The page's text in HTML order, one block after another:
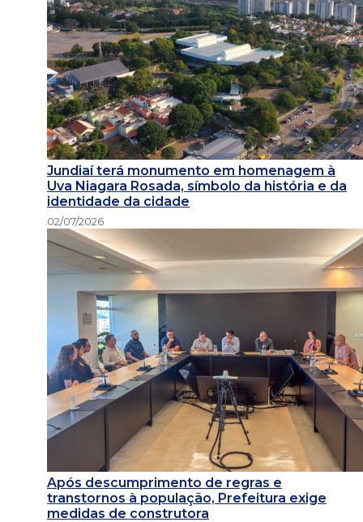
Jundiaí terá monumento em homenagem à
Uva Niagara Rosada, símbolo da história e da
identidade da cidade
02/07/2026
Após descumprimento de regras e
transtornos à população, Prefeitura exige
medidas de construtora